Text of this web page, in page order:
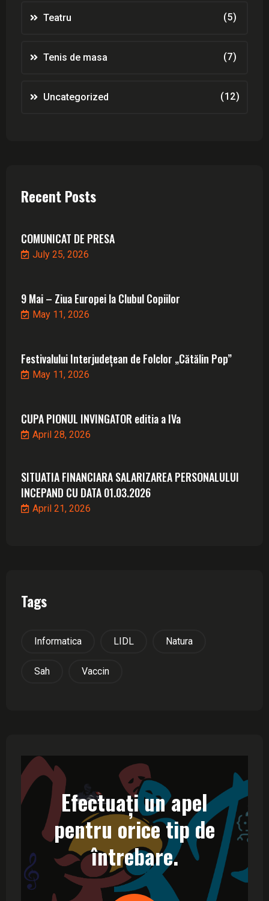
Teatru (5)
Tenis de masa (7)
Uncategorized (12)
Recent Posts
COMUNICAT DE PRESA
July 25, 2026
9 Mai – Ziua Europei la Clubul Copiilor
May 11, 2026
Festivalului Interjudețean de Folclor „Cătălin Pop”
May 11, 2026
CUPA PIONUL INVINGATOR editia a IVa
April 28, 2026
SITUATIA FINANCIARA SALARIZAREA PERSONALULUI
INCEPAND CU DATA 01.03.2026
April 21, 2026
Tags
Informatica LIDL Natura
Sah Vaccin
Efectuați un apel
pentru orice tip de
întrebare.